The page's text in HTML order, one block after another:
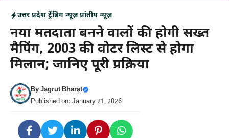
उत्तर प्रदेश ट्रेंडिंग न्यूज़ प्रांतीय न्यूज़
नया मतदाता बनने वालों की होगी सख्त
मैपिंग, 2003 की वोटर लिस्ट से होगा
मिलान; जानिए पूरी प्रक्रिया
ByJagrut Bharat
Published on: January 21, 2026